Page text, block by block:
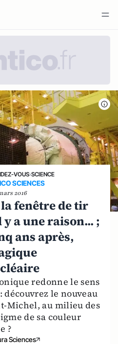
VOUS›SCIENCE
SCIENCES
2016
fenêtre de tir
a une raison... ;
ans après,
redonne le sens
découvrez le nouveau
Michel, au milieu des
de sa couleur
?
Sciences